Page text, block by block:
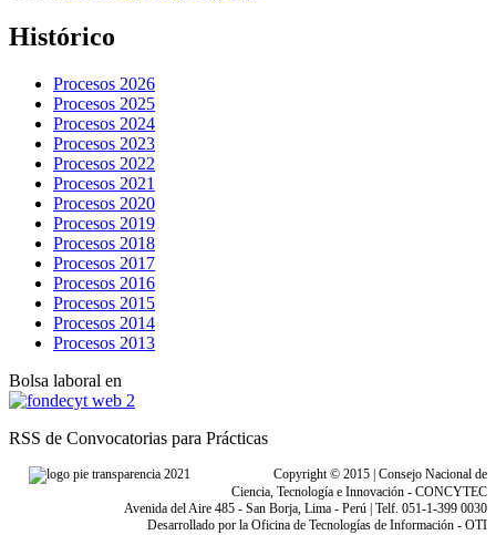
Histórico
Procesos 2026
Procesos 2025
Procesos 2024
Procesos 2023
Procesos 2022
Procesos 2021
Procesos 2020
Procesos 2019
Procesos 2018
Procesos 2017
Procesos 2016
Procesos 2015
Procesos 2014
Procesos 2013
Bolsa laboral en
RSS de Convocatorias para Prácticas
Copyright © 2015 | Consejo Nacional de
Ciencia, Tecnología e Innovación - CONCYTEC
Avenida del Aire 485 - San Borja, Lima - Perú | Telf. 051-1-399 0030
Desarrollado por la Oficina de Tecnologías de Información - OTI